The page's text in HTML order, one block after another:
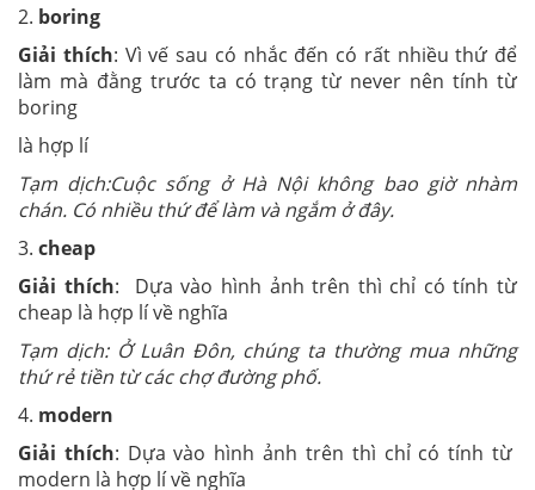
2. boring
Giải thích: Vì vế sau có nhắc đến có rất nhiều thứ để
làm mà đằng trước ta có trạng từ never nên tính từ
boring
là hợp lí
Tạm dịch:Cuộc sống ở Hà Nội không bao giờ nhàm
chán. Có nhiều thứ để làm và ngắm ở đây.
3. cheap
Giải thích: Dựa vào hình ảnh trên thì chỉ có tính từ
cheap là hợp lí về nghĩa
Tạm dịch: Ở Luân Đôn, chúng ta thường mua những
thứ rẻ tiền từ các chợ đường phố.
4. modern
Giải thích: Dựa vào hình ảnh trên thì chỉ có tính từ
modern là hợp lí về nghĩa